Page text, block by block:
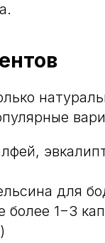
для
1−3